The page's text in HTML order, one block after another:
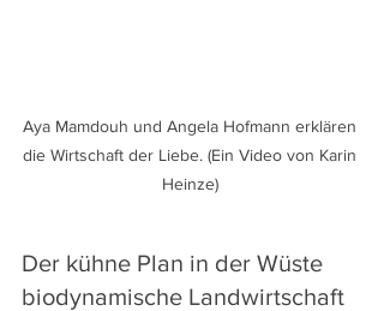
Aya Mamdouh und Angela Hofmann erklären
die Wirtschaft der Liebe. (Ein Video von Karin
Heinze)
Der kühne Plan in der Wüste
biodynamische Landwirtschaft